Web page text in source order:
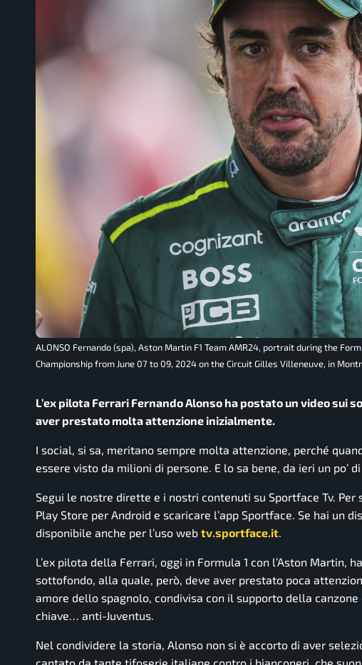
ALONSO Fernando (spa), Aston Martin F1 Team AMR24, portrait during the
Championship from June 07 to 09, 2024 on the Circuit Gilles Villeneuve, in
L’ex pilota Ferrari Fernando Alonso ha postato un video sui
aver prestato molta attenzione inizialmente.
I social, si sa, meritano sempre molta attenzione, perché
essere visto da milioni di persone. E lo sa bene, da ieri un po’ di
Segui le nostre dirette e i nostri contenuti su Sportface Tv.
Play Store per Android e scaricare l’app Sportface. Se hai un
disponibile anche per l’uso web tv.sportface.it
L’ex pilota della Ferrari, oggi in Formula 1 con l’Aston Martin,
sottofondo, alla quale, però, deve aver prestato poca
amore dello spagnolo, condivisa con il supporto della canzone
chiave… anti-Juventus.
Nel condividere la storia, Alonso non si è accorto di aver
cantato da tante tifoserie italiane contro i bianconeri, che